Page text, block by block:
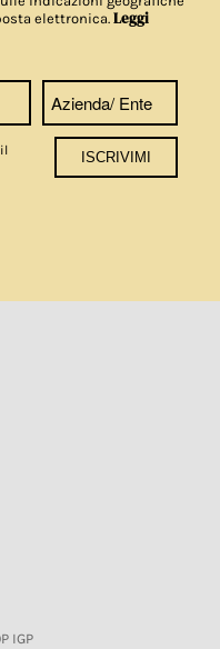
elettronica.Leggi
IGP